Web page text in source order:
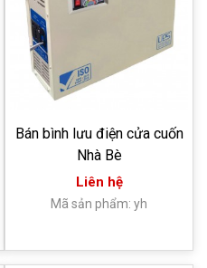
Bán bình lưu điện cửa cuốn
Nhà Bè
Liên hệ
Mã sản phẩm: yh